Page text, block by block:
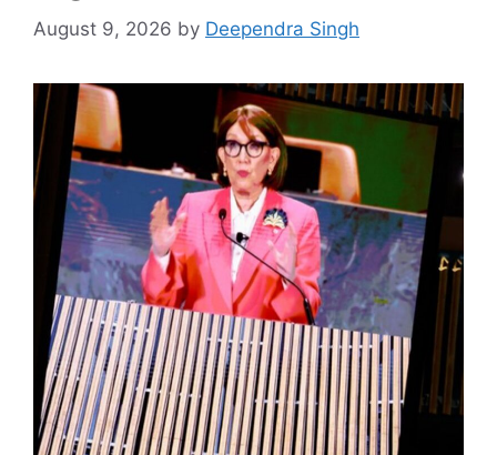
August 9, 2026 by Deependra Singh